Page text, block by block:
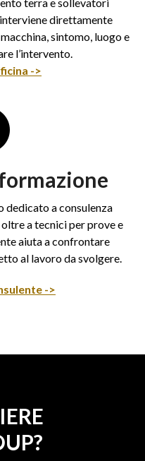
direttamente
sintomo, luogo e
l’intervento.
->
dedicato a consulenza
a tecnici per prove e
aiuta a confrontare
al lavoro da svolgere.
->